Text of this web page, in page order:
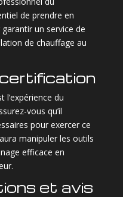
de prendre en
un service de
de chauffage au
l’expérience du
vous qu’il
pour exercer ce
manipuler les outils
efficace en
et avis